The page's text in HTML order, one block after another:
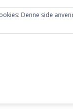
Denne side